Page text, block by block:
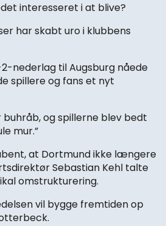
interesseret i at blive?
har skabt uro i klubbens
nederlag til Augsburg nåede
spillere og fans et nyt
og spillerne blev bedt
mur.”
at Dortmund ikke længere
Sebastian Kehl talte
omstrukturering.
vil bygge fremtiden op